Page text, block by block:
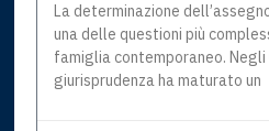
La determinazione
una delle questioni più
famiglia contemporaneo. Negli
giurisprudenza ha maturato un